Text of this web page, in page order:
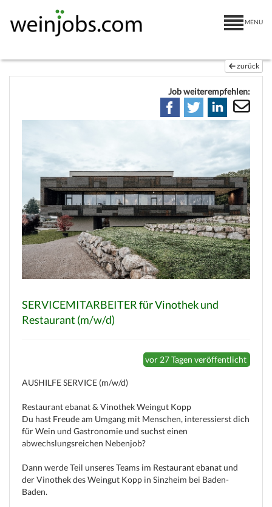
MENU
zurück
Job weiterempfehlen:
SERVICEMITARBEITER für Vinothek und
Restaurant (m/w/d)
vor 27 Tagen veröffentlicht
AUSHILFE SERVICE (m/w/d)
Restaurant ebanat & Vinothek Weingut Kopp
Du hast Freude am Umgang mit Menschen, interessierst dich
für Wein und Gastronomie und suchst einen
abwechslungsreichen Nebenjob?
Dann werde Teil unseres Teams im Restaurant ebanat und
der Vinothek des Weingut Kopp in Sinzheim bei Baden-
Baden.